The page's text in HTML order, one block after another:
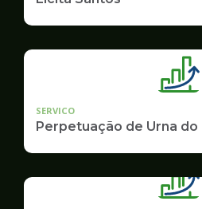
SERVICO
Perpetuação de Urna do